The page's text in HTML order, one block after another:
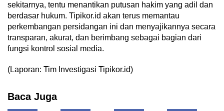
sekitarnya, tentu menantikan putusan hakim yang adil dan
berdasar hukum. Tipikor.id akan terus memantau
perkembangan persidangan ini dan menyajikannya secara
transparan, akurat, dan berimbang sebagai bagian dari
fungsi kontrol sosial media.
(Laporan: Tim Investigasi Tipikor.id)
Baca Juga